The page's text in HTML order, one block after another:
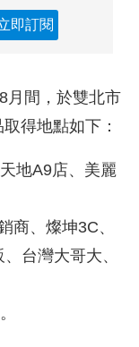
即訂閱
月間，於雙北市
得地點如下：
地A9店、美麗
商、燦坤3C、
台灣大哥大、